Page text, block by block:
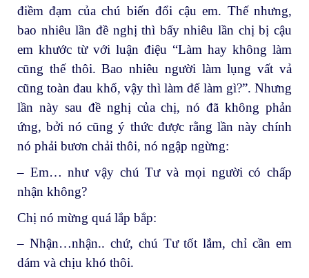
điềm đạm của chú biến đổi cậu em. Thế nhưng,
bao nhiêu lần đề nghị thì bấy nhiêu lần chị bị cậu
em khước từ với luận điệu “Làm hay không làm
cũng thế thôi. Bao nhiêu người làm lụng vất vả
cũng toàn đau khổ, vậy thì làm để làm gì?”. Nhưng
lần này sau đề nghị của chị, nó đã không phản
ứng, bởi nó cũng ý thức được rằng lần này chính
nó phải bươn chải thôi, nó ngập ngừng:
– Em… như vậy chú Tư và mọi người có chấp
nhận không?
Chị nó mừng quá lắp bắp:
– Nhận…nhận.. chứ, chú Tư tốt lắm, chỉ cần em
dám và chịu khó thôi.